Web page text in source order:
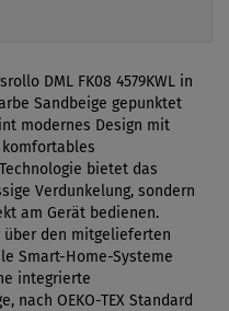
DML FK08 4579KWL in
Sandbeige gepunktet
modernes Design mit
bietet das
Verdunkelung, sondern
am Gerät bedienen.
über den mitgelieferten
Smart-Home-Systeme
integrierte
nach OEKO-TEX Standard